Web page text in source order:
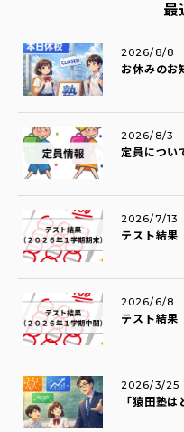
最
お休みのお
2026/8/8
定員につい
2026/8/3
テスト結果
2026/7/13
テスト結果
2026/6/8
「猿田塾
2026/3/25